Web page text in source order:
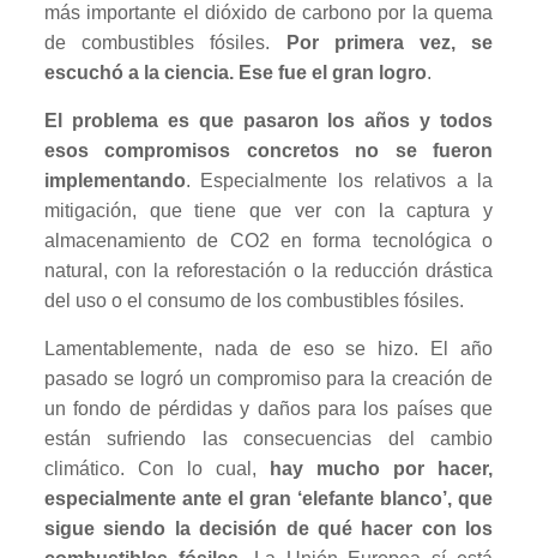
más importante el dióxido de carbono por la quema
de combustibles fósiles.
Por primera vez, se
escuchó a la ciencia. Ese fue el gran logro.
El problema es que pasaron los años y todos
esos compromisos concretos no se fueron
implementando. Especialmente los relativos a la
mitigación, que tiene que ver con la captura y
almacenamiento de CO2 en forma tecnológica o
natural, con la reforestación o la reducción drástica
del uso o el consumo de los combustibles fósiles.
Lamentablemente, nada de eso se hizo. El año
pasado se logró un compromiso para la creación de
un fondo de pérdidas y daños para los países que
están sufriendo las consecuencias del cambio
climático. Con lo cual,
hay mucho por hacer,
especialmente ante el gran ‘elefante blanco’, que
sigue siendo la decisión de qué hacer con los